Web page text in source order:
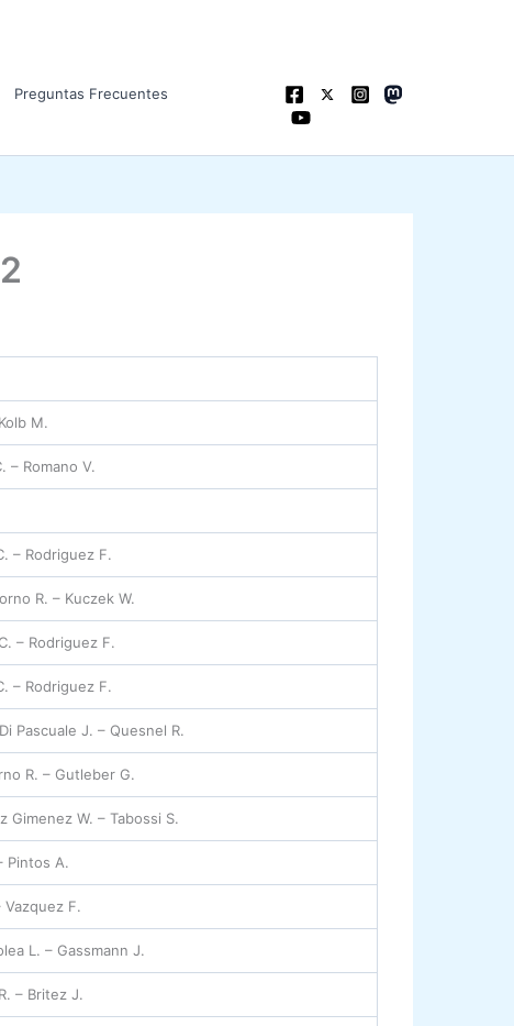
Preguntas Frecuentes
M.
– Romano V.
– Rodriguez F.
R. – Kuczek W.
– Rodriguez F.
– Rodriguez F.
Pascuale J. – Quesnel R.
R. – Gutleber G.
Gimenez W. – Tabossi S.
Pintos A.
F.
L. – Gassmann J.
– Britez J.